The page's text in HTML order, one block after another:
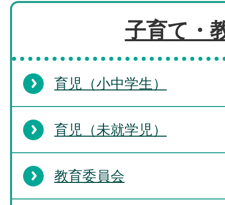
子育て・
育児（小中学生）
育児（未就学児）
教育委員会